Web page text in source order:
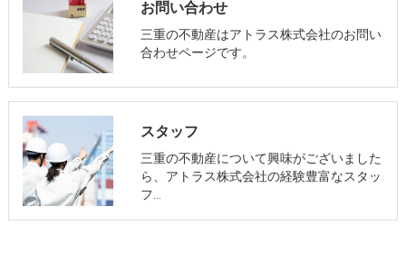
お問い合わせ
三重の不動産はアトラス株式会社のお問い
合わせページです。
スタッフ
三重の不動産について興味がございました
ら、アトラス株式会社の経験豊富なスタッ
フ…